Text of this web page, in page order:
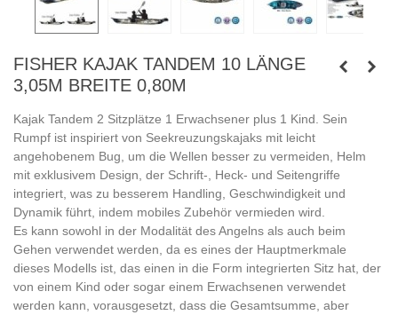
FISHER KAJAK TANDEM 10 LÄNGE
3,05M BREITE 0,80M
Kajak Tandem 2 Sitzplätze 1 Erwachsener plus 1 Kind. Sein
Rumpf ist inspiriert von Seekreuzungskajaks mit leicht
angehobenem Bug, um die Wellen besser zu vermeiden, Helm
mit exklusivem Design, der Schrift-, Heck- und Seitengriffe
integriert, was zu besserem Handling, Geschwindigkeit und
Dynamik führt, indem mobiles Zubehör vermieden wird.
Es kann sowohl in der Modalität des Angelns als auch beim
Gehen verwendet werden, da es eines der Hauptmerkmale
dieses Modells ist, das einen in die Form integrierten Sitz hat, der
von einem Kind oder sogar einem Erwachsenen verwendet
werden kann, vorausgesetzt, dass die Gesamtsumme, aber